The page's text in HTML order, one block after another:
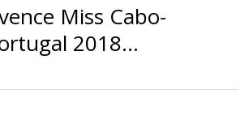
Miss Cabo-
2018...